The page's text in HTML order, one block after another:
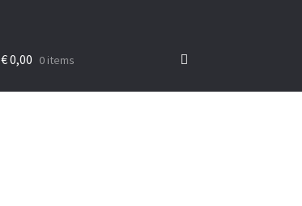
€0,00 0 items